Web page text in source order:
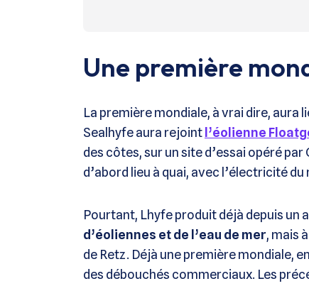
Une première
La première mondiale, à vrai dire, aura
Sealhyfe aura rejoint l’éolienne
des côtes, sur un site d’essai opéré
d’abord lieu à quai, avec l’électricité du
Pourtant, Lhyfe produit déjà depuis un
d’éoliennes et de l’eau de mer, mais
de Retz. Déjà une première mondiale,
des débouchés commerciaux. Les